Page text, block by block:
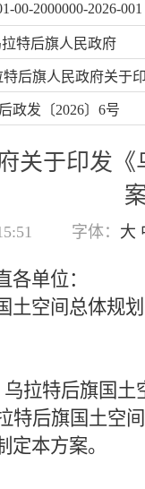
00-2000000-2026-001
拉特后旗人民政府
特后旗人民政府关于
政发〔2026〕6号
关于印发
字体： 大
单位：
空间总体规划
乌拉特后旗国土
后旗国土空间
本方案。